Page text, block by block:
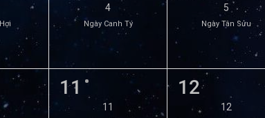
4
Ngày Canh Tý
5
Ngày Tân Sửu
11
11
12
12